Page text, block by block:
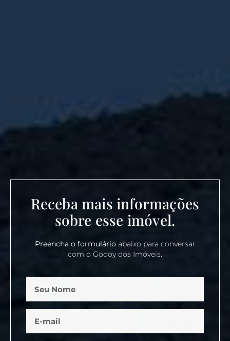
Receba mais informações
sobre esse imóvel.
Preencha o formulárioabaixo para conversar
com o Godoy dos Imóveis.